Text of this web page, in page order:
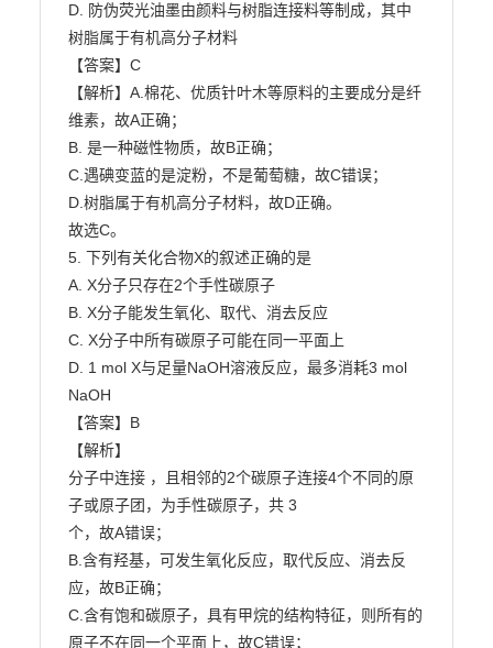
D. 防伪荧光油墨由颜料与树脂连接料等制成，其中
树脂属于有机高分子材料
【答案】C
【解析】A.棉花、优质针叶木等原料的主要成分是纤
维素，故A正确；
B. 是一种磁性物质，故B正确；
C.遇碘变蓝的是淀粉，不是葡萄糖，故C错误；
D.树脂属于有机高分子材料，故D正确。
故选C。
5. 下列有关化合物X的叙述正确的是
A. X分子只存在2个手性碳原子
B. X分子能发生氧化、取代、消去反应
C. X分子中所有碳原子可能在同一平面上
D. 1 mol X与足量NaOH溶液反应，最多消耗3 mol
NaOH
【答案】B
【解析】
分子中连接 ，且相邻的2个碳原子连接4个不同的原
子或原子团，为手性碳原子，共 3
个，故A错误；
B.含有羟基，可发生氧化反应，取代反应、消去反
应，故B正确；
C.含有饱和碳原子，具有甲烷的结构特征，则所有的
原子不在同一个平面上，故C错误；